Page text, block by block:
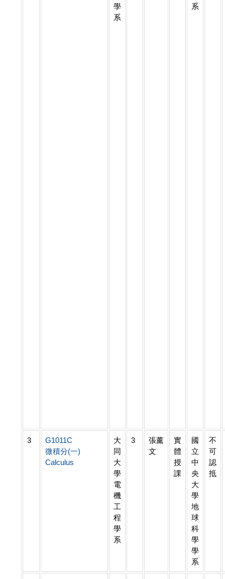
學
系
系
3
G1011C
微積分(一)
Calculus
大
同
大
學
電
機
工
程
學
系
3
張薰
文
實
體
授
課
國
立
中
央
大
學
地
球
科
學
學
系
不
可
認
抵